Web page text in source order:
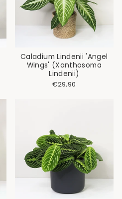
Caladium Lindenii 'Angel
Wings' (Xanthosoma
Lindenii)
€29,90